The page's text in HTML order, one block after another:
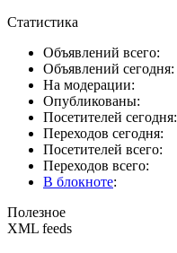
Статистика
Объявлений всего:
Объявлений сегодня:
На модерации:
Опубликованы:
Посетителей сегодня:
Переходов сегодня:
Посетителей всего:
Переходов всего:
В блокноте:
Полезное
XML feeds